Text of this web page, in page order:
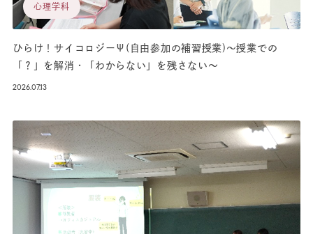
心理学科
ひらけ！サイコロジーΨ(自由参加の補習授業)～授業での
「？」を解消・「わからない」を残さない～
2026.07.13